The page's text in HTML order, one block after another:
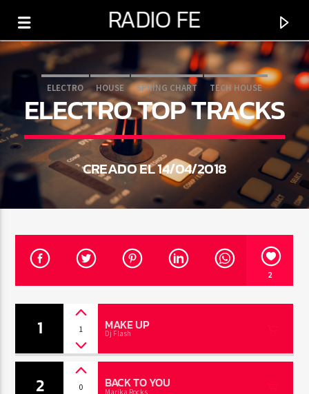
RADIO FE
0:00
PROGRAMA ACTUAL
BUENAS NOCHES
6:00 PM 12:00 AM
Radio Fe
ELECTRO HOUSE SPRING CHART TECH HOUSE
ELECTRO TOP TRACKS
CREADO EL 14/04/2018
2
1 1 MAKE UP
Dj Flash
2 0 BACK TO YOU
Marika Rocks